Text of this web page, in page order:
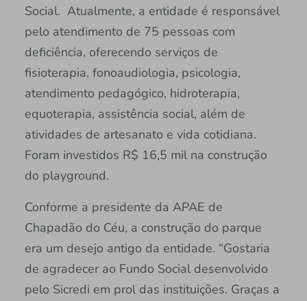
Social. Atualmente, a entidade é responsável
pelo atendimento de 75 pessoas com
deficiência, oferecendo serviços de
fisioterapia, fonoaudiologia, psicologia,
atendimento pedagógico, hidroterapia,
equoterapia, assistência social, além de
atividades de artesanato e vida cotidiana.
Foram investidos R$ 16,5 mil na construção
do playground.
Conforme a presidente da APAE de
Chapadão do Céu, a construção do parque
era um desejo antigo da entidade. “Gostaria
de agradecer ao Fundo Social desenvolvido
pelo Sicredi em prol das instituições. Graças a